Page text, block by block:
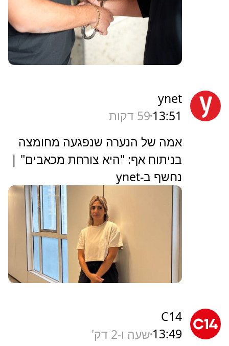
ynet
13:51 59 דקות
אמה של הנערה שנפגעה מחומצה
בניתוח אף: "היא צורחת מכאבים" |
נחשף ב-ynet
C14
13:49 שעה ו-2 דק'